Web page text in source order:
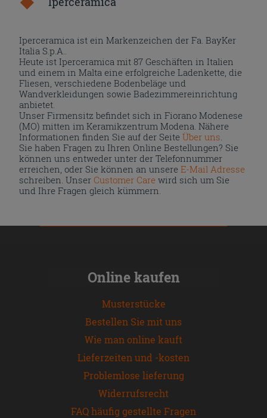
Iperceramica ist ein Markenzeichen der Fa. BayKer
Italia S.p.A..
Heute ist Iperceramica mit 87 Geschäften in Italien
und einem in Malta eine erfolgreiche Ladenkette, die
Fliesen, verschiedene Bodenbeläge und
Wandverkleidungen sowie Badezimmereinrichtung
anbietet.
Unser Firmensitz befindet sich in Fiorano Modenese
(MO) mitten im Keramikzentrum Modena. Nähere
Informationen finden Sie auf der Seite Über uns
Sie haben Fragen zu Ihren Online Bestellungen? Sie
können uns entweder unter der Telefonnummer
erreichen, oder Sie können an unsereE-Mail Adresse
schreiben. UnserCustomer Care wird sich um Sie
und Ihre Fragen gleich kümmern.
Online kaufen
Musterstücke
Bestellen Sie mit uns
Wie man online kauft
Lieferzeiten und -kosten
Problemlose lieferung
Widerrufsrecht
FAQ häufig gestellte Fragen